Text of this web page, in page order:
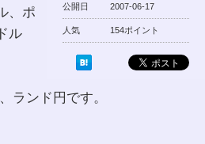
公開日 2007-06-17
人気 154ポイント
、ポ
ル
ランド円です。